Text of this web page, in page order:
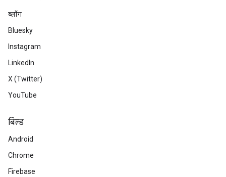
ब्लॉग
Bluesky
Instagram
LinkedIn
X (Twitter)
YouTube
बिल्ड
Android
Chrome
Firebase